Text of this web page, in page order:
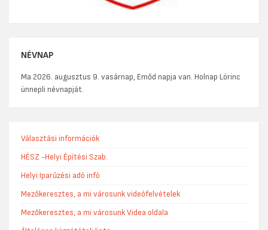
NÉVNAP
Ma 2026. augusztus 9. vasárnap, Emőd napja van. Holnap Lörinc
ünnepli névnapját.
Választási információk
HÉSZ -Helyi Építési Szab.
Helyi Iparűzési adó infó
Mezőkeresztes, a mi városunk videófelvételek
Mezőkeresztes, a mi városunk Videa oldala